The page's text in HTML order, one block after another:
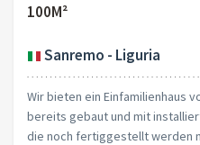
100M²
Sanremo - Liguria
Wir bieten ein Einfamilienhaus
bereits gebaut und mit
die noch fertiggestellt werden